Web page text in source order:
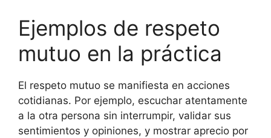
Ejemplos de respeto
mutuo en la práctica
El respeto mutuo se manifiesta en acciones
cotidianas. Por ejemplo, escuchar atentamente
a la otra persona sin interrumpir, validar sus
sentimientos y opiniones, y mostrar aprecio por